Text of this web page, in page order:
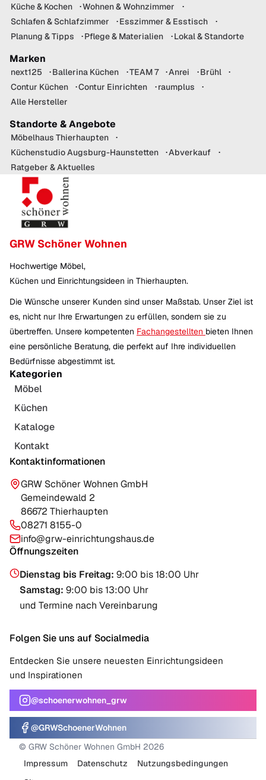
Küche & Kochen
Wohnen & Wohnzimmer
Schlafen & Schlafzimmer
Esszimmer & Esstisch
Planung & Tipps
Pflege & Materialien Lokal & Standorte
Marken
next125 Ballerina Küchen TEAM 7 Anrei
Brühl
Contur Küchen
Contur Einrichten
raumplus
Alle Hersteller
Standorte & Angebote
Möbelhaus Thierhaupten
Küchenstudio Augsburg-Haunstetten
Abverkauf
Ratgeber & Aktuelles
GRW Schöner Wohnen
Hochwertige Möbel,
Küchen und Einrichtungsideen in Thierhaupten.
Die Wünsche unserer Kunden sind unser Maßstab. Unser Ziel ist
es, nicht nur Ihre Erwartungen zu erfüllen, sondern sie zu
übertreffen. Unsere kompetenten Fachangestellten bieten Ihnen
eine persönliche Beratung, die perfekt auf Ihre individuellen
Bedürfnisse abgestimmt ist.
Kategorien
Möbel
Küchen
Kataloge
Kontakt
Kontaktinformationen
GRW Schöner Wohnen GmbH
Gemeindewald 2
86672 Thierhaupten
08271 8155-0
info@grw-einrichtungshaus.de
Öffnungszeiten
Dienstag bis Freitag: 9:00 bis 18:00 Uhr
Samstag: 9:00 bis 13:00 Uhr
und Termine nach Vereinbarung
Folgen Sie uns auf Socialmedia
Entdecken Sie unsere neuesten Einrichtungsideen
und Inspirationen
@schoenerwohnen_grw
@GRWSchoenerWohnen
© GRW Schöner Wohnen GmbH 2026
Impressum
Datenschutz
Nutzungsbedingungen